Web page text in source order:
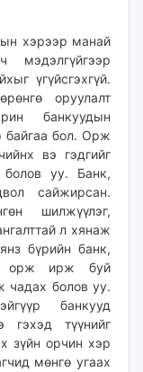
хэрээр манай
үгүйсгэхгүй.
оруулалт
банкуудын
байгаа бол. Орж
вэ гэдгийг
уу. Банк,
сайжирсан.
шилжүүлэг,
л хянаж
бүрийн банк,
орж ирж буй
чадах болов уу.
банкууд
гэхэд түүнийг
зүйн орчин хэр
мөнгө угаах